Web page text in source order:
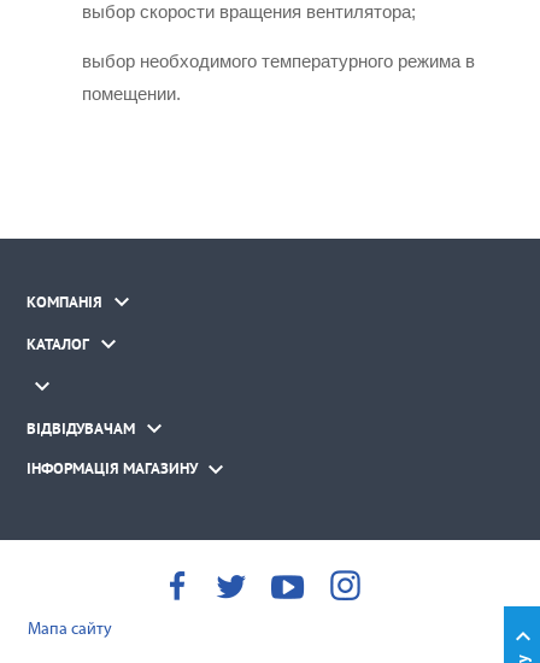
выбор скорости вращения вентилятора;
выбор необходимого температурного режима в
помещении.

КОМПАНІЯ 
КАТАЛОГ 

ВІДВІДУВАЧАМ 
ІНФОРМАЦІЯ МАГАЗИНУ 
Мапа сайту